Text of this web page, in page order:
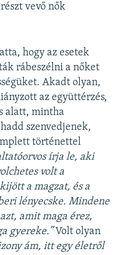
vevő nők
hogy az esetek
rábeszélni a nőket
Akadt olyan,
az együttérzés,
alatt, mintha
szenvedjenek,
történettel
írja le, aki
volt a
a magzat, és a
lényecske. Mindene
amit maga érez,
gyereke.” Volt olyan
ám, itt egy életről